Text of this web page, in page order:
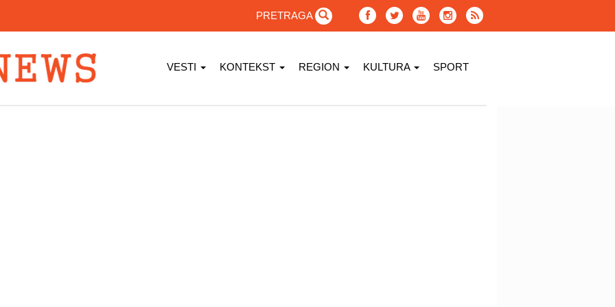
PRETRAGA
VESTI KONTEKST REGION KULTURA SPORT